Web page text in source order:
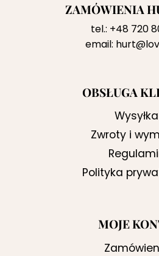
ZAMÓWIENIA
tel.: +48 720
email:
OBSŁUGA
Wysyłka
Zwroty i
Polityka
MOJE